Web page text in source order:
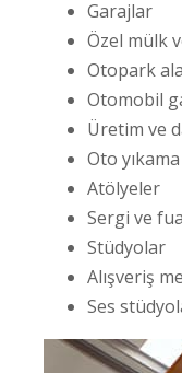
Garajlar
Özel mülk
Otopark
Otomobil
Üretim ve
Oto
Atölyeler
Sergi ve
Stüdyolar
Alışveriş
Ses